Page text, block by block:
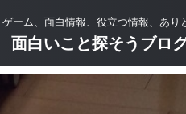
ーム、面白情報、役立つ情報、あり
面白いこと探そうブロ